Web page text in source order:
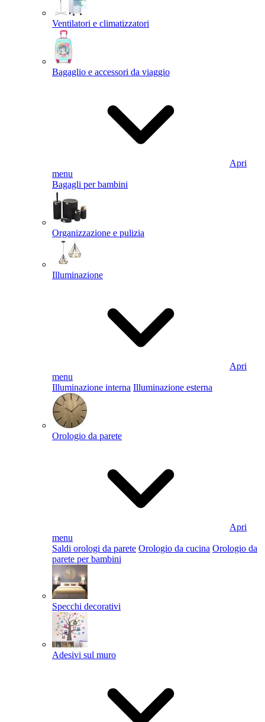
Ventilatori e climatizzatori
Bagaglio e accessori da viaggio
Apri
menu
Bagagli per bambini
Organizzazione e pulizia
Illuminazione
Apri
menu
Illuminazione interna Illuminazione esterna
Orologio da parete
Apri
menu
Saldi orologi da parete Orologio da cucina Orologio da
parete per bambini
Specchi decorativi
Adesivi sul muro